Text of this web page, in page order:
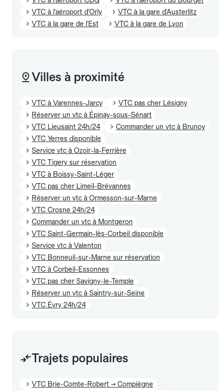
VTC à l'aéroport d'Orly
VTC à la gare d'Austerlitz
VTC à la gare de l'Est
VTC à la gare de Lyon
Villes à proximité
VTC à Varennes-Jarcy
VTC pas cher Lésigny
Réserver un vtc à Épinay-sous-Sénart
VTC Lieusaint 24h/24
Commander un vtc à Brunoy
VTC Yerres disponible
Service vtc à Ozoir-la-Ferrière
VTC Tigery sur réservation
VTC à Boissy-Saint-Léger
VTC pas cher Limeil-Brévannes
Réserver un vtc à Ormesson-sur-Marne
VTC Crosne 24h/24
Commander un vtc à Montgeron
VTC Saint-Germain-lès-Corbeil disponible
Service vtc à Valenton
VTC Bonneuil-sur-Marne sur réservation
VTC à Corbeil-Essonnes
VTC pas cher Savigny-le-Temple
Réserver un vtc à Saintry-sur-Seine
VTC Évry 24h/24
Trajets populaires
VTC Brie-Comte-Robert → Compiègne